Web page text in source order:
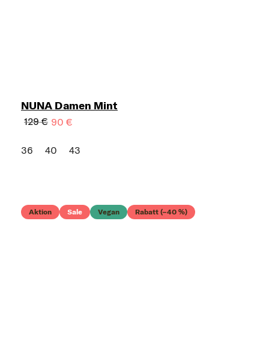
NUNA Damen Mint
129 € 90 €
36 40 43
Aktion Sale Vegan Rabatt (–40 %)